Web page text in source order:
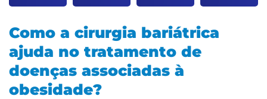
Como a cirurgia bariátrica
ajuda no tratamento de
doenças associadas à
obesidade?